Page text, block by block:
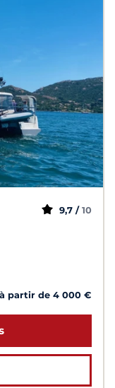
9,7 / 10
à partir de 4 000 €